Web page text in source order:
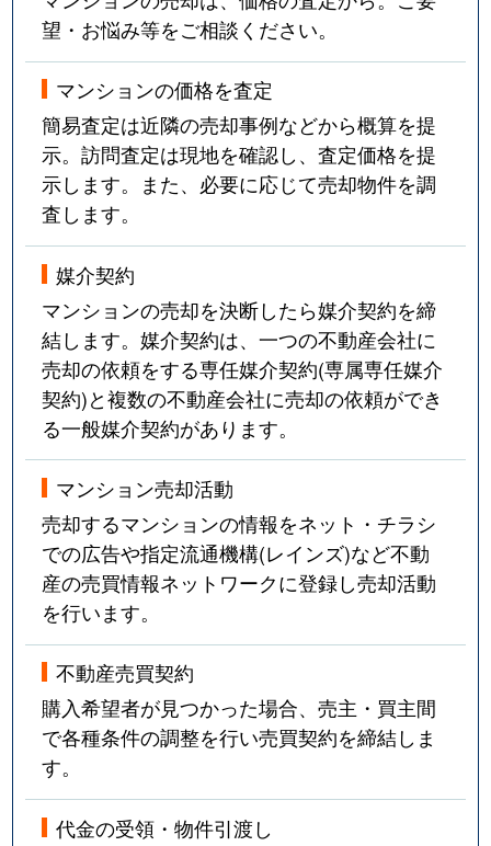
望・お悩み等をご相談ください。
マンションの価格を査定
簡易査定は近隣の売却事例などから概算を提
示。訪問査定は現地を確認し、査定価格を提
示します。また、必要に応じて売却物件を調
査します。
媒介契約
マンションの売却を決断したら媒介契約を締
結します。媒介契約は、一つの不動産会社に
売却の依頼をする専任媒介契約(専属専任媒介
契約)と複数の不動産会社に売却の依頼ができ
る一般媒介契約があります。
マンション売却活動
売却するマンションの情報をネット・チラシ
での広告や指定流通機構(レインズ)など不動
産の売買情報ネットワークに登録し売却活動
を行います。
不動産売買契約
購入希望者が見つかった場合、売主・買主間
で各種条件の調整を行い売買契約を締結しま
す。
代金の受領・物件引渡し